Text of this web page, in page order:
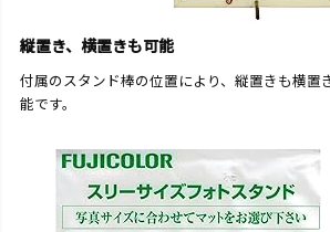
縦置き、横置きも可能
付属のスタンド棒の位置により、縦置きも横置
能です。